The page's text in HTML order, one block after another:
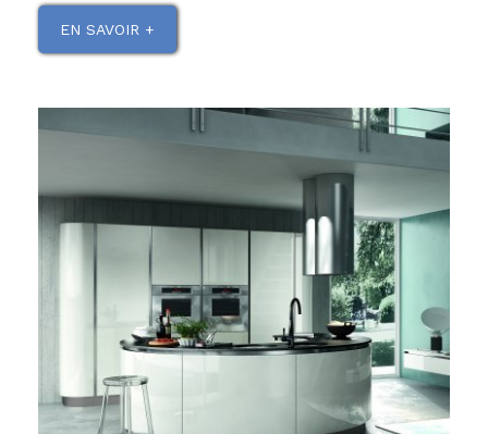
EN SAVOIR +